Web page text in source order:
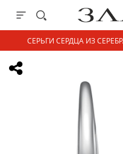
СЕРЬГИ СЕРДЦА ИЗ